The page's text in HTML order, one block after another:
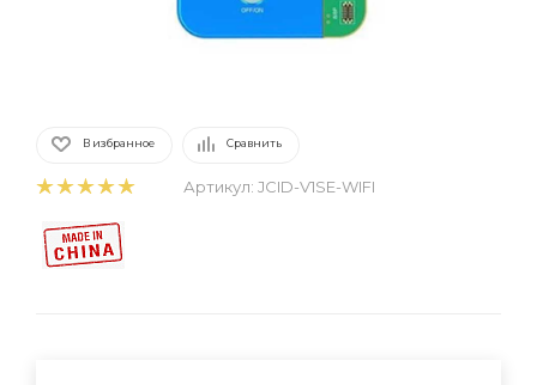
В избранное Сравнить
Артикул: JCID-V1SE-WIFI